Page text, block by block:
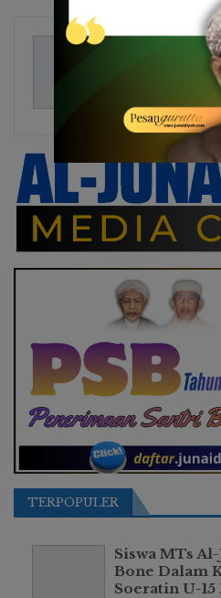
Ayyub
Media Centre
TERPOPULER
Siswa MTs
Bone Dalam
Soeratin U-15